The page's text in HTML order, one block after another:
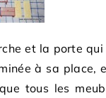
et la porte
à sa place,
tous les